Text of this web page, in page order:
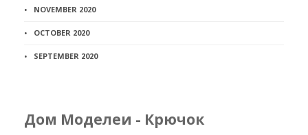
NOVEMBER 2020
OCTOBER 2020
SEPTEMBER 2020
Дом Моделеи - Крючок